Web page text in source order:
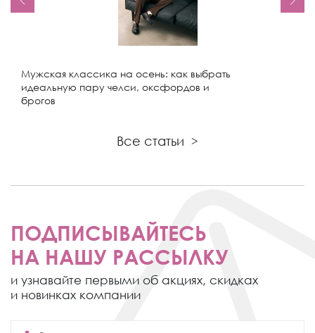
Мужская классика на осень: как выбрать
идеальную пару челси, оксфордов и
брогов
Все статьи >
ПОДПИСЫВАЙТЕСЬ
НА НАШУ РАССЫЛКУ
и узнавайте первыми об акциях, скидках
и новинках компании